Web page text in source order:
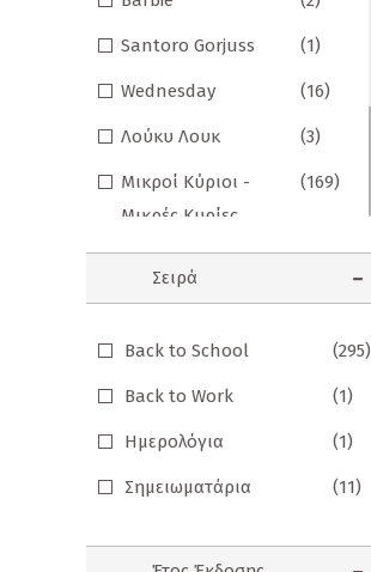
Σημειωματάρια
ΠΑΙΔΙΑ
Βιβλία Γνώσεων
Βιβλία δραστηριοτήτων
Εποχικά Βιβλία
Προσφορές
Santoro Gorjuss (1)
Wednesday (16)
Λούκυ Λουκ (3)
Μικροί Κύριοι -
Μικρές Κυρίες
(169)
Ο Μικρός Νικόλας (8)
Ο Μικρός Πρίγκιπας (41)
Ρενέ
Τζερόνιμο Στίλτον
Σειρά
Back to School (295)
Back to Work (1)
Ημερολόγια (1)
Σημειωματάρια (11)